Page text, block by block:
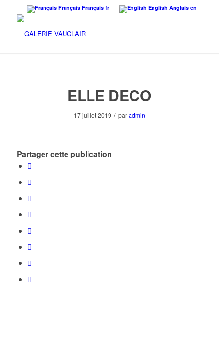
Français Français fr English Anglais en
ELLE DECO
17 juillet 2019 / paradmin
Partager cette publication